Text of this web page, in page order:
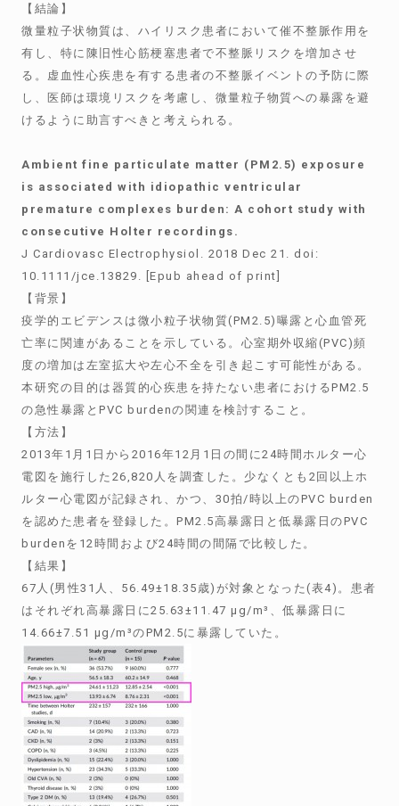
【結論】
微量粒子状物質は、ハイリスク患者において催不整脈作用を
有し、特に陳旧性心筋梗塞患者で不整脈リスクを増加させ
る。虚血性心疾患を有する患者の不整脈イベントの予防に際
し、医師は環境リスクを考慮し、微量粒子物質への暴露を避
けるように助言すべきと考えられる。
Ambient fine particulate matter (PM2.5) exposure
is associated with idiopathic ventricular
premature complexes burden: A cohort study with
consecutive Holter recordings.
J Cardiovasc Electrophysiol. 2018 Dec 21. doi:
10.1111/jce.13829. [Epub ahead of print]
【背景】
疫学的エビデンスは微小粒子状物質(PM2.5)曝露と心血管死
亡率に関連があることを示している。心室期外収縮(PVC)頻
度の増加は左室拡大や左心不全を引き起こす可能性がある。
本研究の目的は器質的心疾患を持たない患者におけるPM2.5
の急性暴露とPVC burdenの関連を検討すること。
【方法】
2013年1月1日から2016年12月1日の間に24時間ホルター心
電図を施行した26,820人を調査した。少なくとも2回以上ホ
ルター心電図が記録され、かつ、30拍/時以上のPVC burden
を認めた患者を登録した。PM2.5高暴露日と低暴露日のPVC
burdenを12時間および24時間の間隔で比較した。
【結果】
67人(男性31人、56.49±18.35歳)が対象となった(表4)。患者
はそれぞれ高暴露日に25.63±11.47 μg/m³、低暴露日に
14.66±7.51 μg/m³のPM2.5に暴露していた。